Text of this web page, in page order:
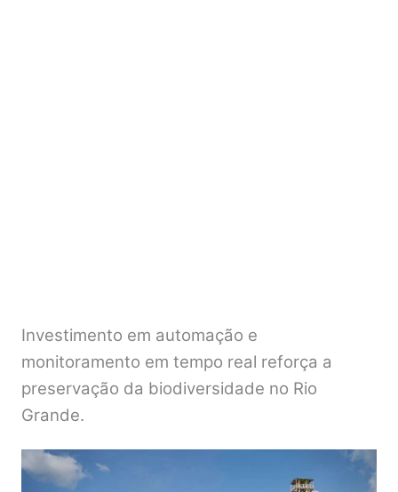
Investimento em automação e
monitoramento em tempo real reforça a
preservação da biodiversidade no Rio
Grande.